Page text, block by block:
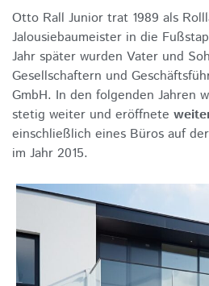
Otto Rall Junior trat 1989 als
Jalousiebaumeister in die
Jahr später wurden Vater und
Gesellschaftern und
GmbH. In den folgenden Jahren
stetig weiter und eröffnete
einschließlich eines Büros auf
im Jahr 2015.